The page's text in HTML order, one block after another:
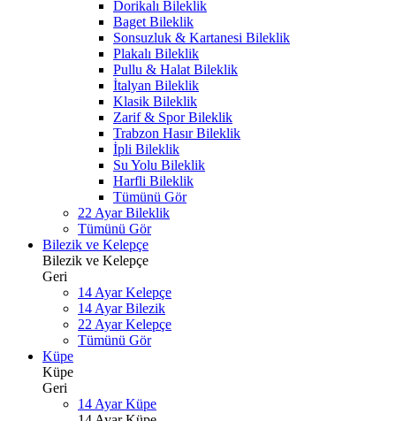
Dorikalı Bileklik
Baget Bileklik
Sonsuzluk & Kartanesi Bileklik
Plakalı Bileklik
Pullu & Halat Bileklik
İtalyan Bileklik
Klasik Bileklik
Zarif & Spor Bileklik
Trabzon Hasır Bileklik
İpli Bileklik
Su Yolu Bileklik
Harfli Bileklik
Tümünü Gör
22 Ayar Bileklik
Tümünü Gör
Bilezik ve Kelepçe
Bilezik ve Kelepçe
Geri
14 Ayar Kelepçe
14 Ayar Bilezik
22 Ayar Kelepçe
Tümünü Gör
Küpe
Küpe
Geri
14 Ayar Küpe